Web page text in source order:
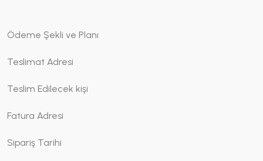
Ödeme Şekli ve Planı
Teslimat Adresi
Teslim Edilecek kişi
Fatura Adresi
Sipariş Tarihi